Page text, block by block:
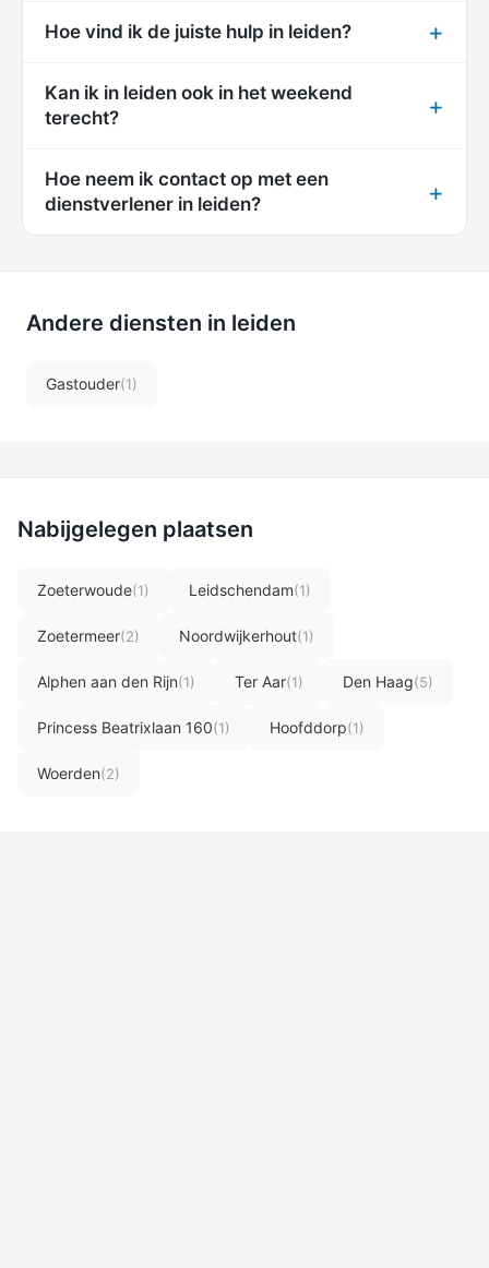
Hoe vind ik de juiste hulp in leiden?
Kan ik in leiden ook in het weekend
terecht?
Hoe neem ik contact op met een
dienstverlener in leiden?
Andere diensten in leiden
Gastouder(1)
Nabijgelegen plaatsen
Zoeterwoude(1) Leidschendam(1)
Zoetermeer(2) Noordwijkerhout(1)
Alphen aan den Rijn(1) Ter Aar(1) Den Haag(5)
Princess Beatrixlaan 160(1) Hoofddorp(1)
Woerden(2)